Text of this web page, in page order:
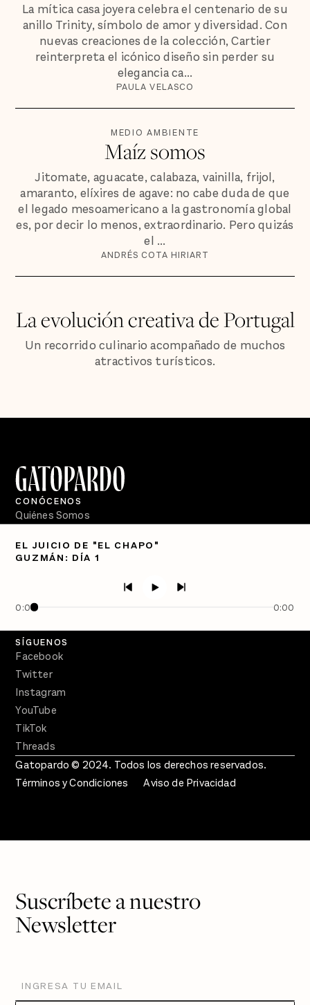
La mítica casa joyera celebra el centenario de su
anillo Trinity, símbolo de amor y diversidad. Con
nuevas creaciones de la colección, Cartier
reinterpreta el icónico diseño sin perder su
elegancia ca...
PAULA VELASCO
MEDIO AMBIENTE
Maíz somos
Jitomate, aguacate, calabaza, vainilla, frijol,
amaranto, elíxires de agave: no cabe duda de que
el legado mesoamericano a la gastronomía global
es, por decir lo menos, extraordinario. Pero quizás
el ...
ANDRÉS COTA HIRIART
La evolución creativa de Portugal
Un recorrido culinario acompañado de muchos
atractivos turísticos.
EL JUICIO DE "EL CHAPO"
GUZMÁN: DÍA 1
0:00 0:00
CONÓCENOS
Quiénes Somos
PÓDCASTS
Crecer en Distopía
SÍGUENOS
Facebook
Twitter
Instagram
YouTube
TikTok
Threads
Gatopardo © 2024. Todos los derechos reservados.
Términos y Condiciones
Aviso de Privacidad
Suscríbete a nuestro
Newsletter